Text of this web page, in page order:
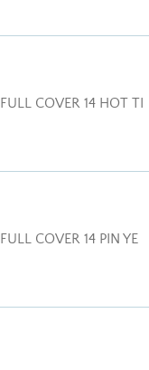
FULL COVER 14 HOT TI
FULL COVER 14 PIN YE